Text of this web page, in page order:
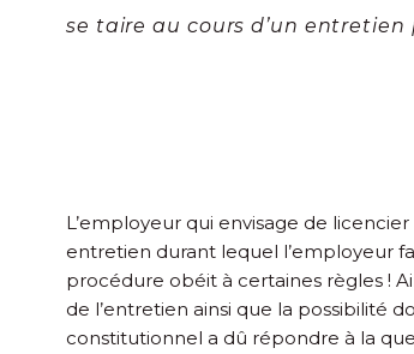
se taire au cours d’un
L’employeur qui envisage de
entretien durant lequel l’employeur
procédure obéit à certaines règles !
de l’entretien ainsi que la possibilité
constitutionnel a dû répondre à la